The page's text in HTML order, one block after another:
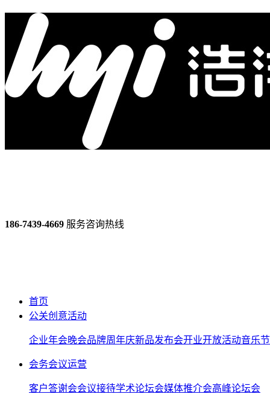
186-7439-4669 服务咨询热线
首页
公关创意活动
企业年会晚会品牌周年庆新品发布会开业开放活动音乐
会务会议运营
客户答谢会会议接待学术论坛会媒体推介会高峰论坛会